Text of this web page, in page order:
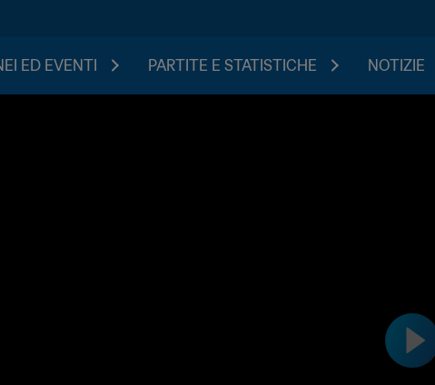
ED EVENTI PARTITE E STATISTICHE NOTIZIE